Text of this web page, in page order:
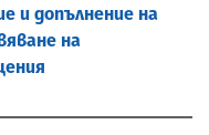
и допълнение на
на